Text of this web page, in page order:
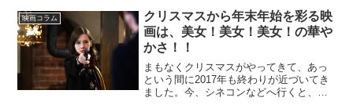
さ...
映画コラム
クリスマスから年末年始を彩る映
画は、美女！美女！美女！の華や
かさ！！
まもなくクリスマスがやってきて、あっ
という間に2017年も終わりが近づいてき
ました。今、シネコンなどへ行くと、